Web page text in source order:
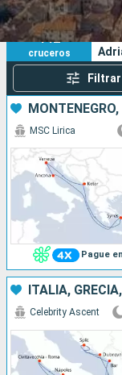
Puertos
142
cruceros
Filtrar
Pague
MSC Lirica
Celebrity Ascent